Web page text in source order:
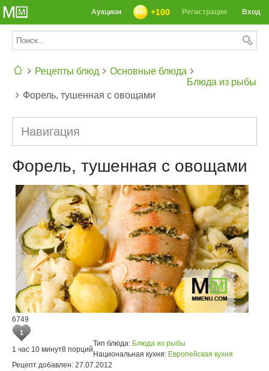
СЕГОДНЯ: 39142 РЕЦЕПТА
Вход
Регистрация
+100
Аукцион
Рецепты блюд
Основные блюда
Блюда из рыбы
Форель, тушенная с овощами
Навигация
Форель, тушенная с овощами
6749
1
1 час 10 минут8 порций
Тип блюда: Блюда из рыбы
Национальная кухня: Европейская кухня
Рецепт добавлен: 27.07.2012